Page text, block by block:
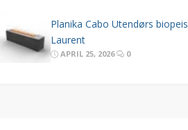
Planika Cabo Utendørs biopeis
Laurent
APRIL 25, 2026 0